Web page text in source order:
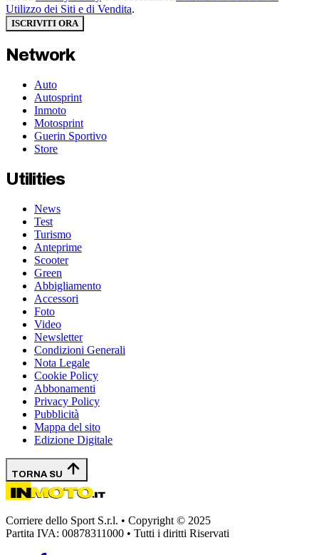
Utilizzo dei Siti e di Vendita.
ISCRIVITI ORA
Network
Auto
Autosprint
Inmoto
Motosprint
Guerin Sportivo
Store
Utilities
News
Test
Turismo
Anteprime
Scooter
Green
Abbigliamento
Accessori
Foto
Video
Newsletter
Condizioni Generali
Nota Legale
Cookie Policy
Abbonamenti
Privacy Policy
Pubblicità
Mappa del sito
Edizione Digitale
TORNA SU
Corriere dello Sport S.r.l. • Copyright © 2025
Partita IVA: 00878311000 • Tutti i diritti Riservati